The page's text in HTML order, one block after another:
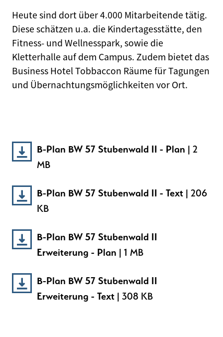
Heute sind dort über 4.000 Mitarbeitende tätig.
Diese schätzen u.a. die Kindertagesstätte, den
Fitness- und Wellnesspark, sowie die
Kletterhalle auf dem Campus. Zudem bietet das
Business Hotel Tobbaccon Räume für Tagungen
und Übernachtungsmöglichkeiten vor Ort.
B-Plan BW 57 Stubenwald II - Plan | 2
MB
B-Plan BW 57 Stubenwald II - Text | 206
KB
B-Plan BW 57 Stubenwald II
Erweiterung - Plan | 1 MB
B-Plan BW 57 Stubenwald II
Erweiterung - Text | 308 KB